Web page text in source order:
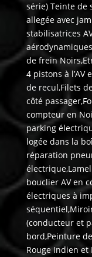
série) Teinte de
allegée avec
stabilisatrices
de frein
4 pistons à l’AV
de recul,Filets
côté
compteur en
parking
logée dans la
réparation
bouclier AV en
électriques à
(conducteur et
bord,Peinture
Rouge Indien